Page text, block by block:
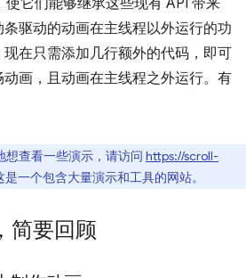
使它们能够继承这些现有 API 带来
驱动的动画在主线程以外运行的功
在只需添加几行额外的代码，即可
画，且动画在主线程之外运行。有
想查看一些演示，请访问 https://scroll-
是一个包含大量演示和工具的网站。
简要回顾